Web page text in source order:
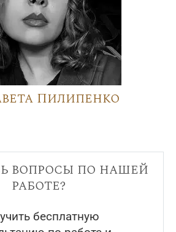
Пилипенко
вопросы по нашей
работе?
бесплатную